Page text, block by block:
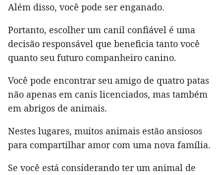
Além disso, você pode ser enganado.
Portanto, escolher um canil confiável é uma
decisão responsável que beneficia tanto você
quanto seu futuro companheiro canino.
Você pode encontrar seu amigo de quatro patas
não apenas em canis licenciados, mas também
em abrigos de animais.
Nestes lugares, muitos animais estão ansiosos
para compartilhar amor com uma nova família.
Se você está considerando ter um animal de